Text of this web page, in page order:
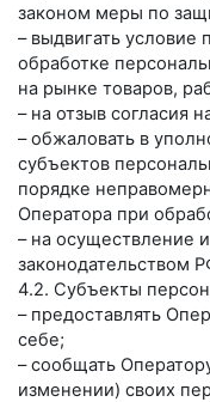
законом меры по
– выдвигать условие
обработке
на рынке товаров,
– на отзыв согласия
– обжаловать в
субъектов
порядке
Оператора при
– на осуществление
законодательством
4.2. Субъекты
– предоставлять
себе;
– сообщать
изменении) своих